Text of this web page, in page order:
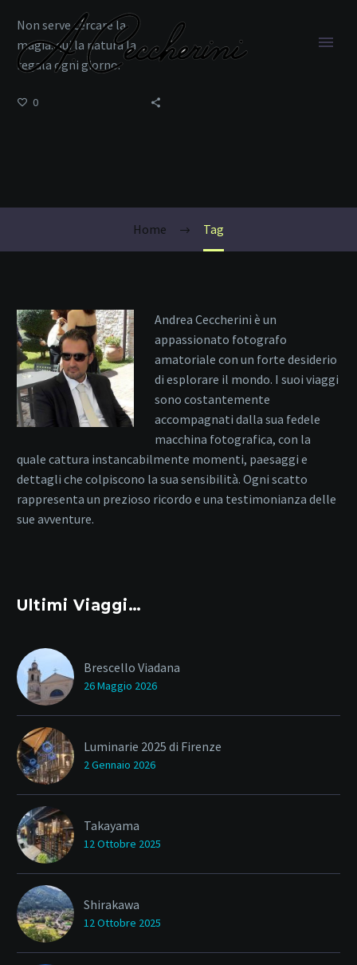
Home Tag
Non serve cercare la
magia: qui la natura la
regala ogni giorno.
0
Andrea Ceccherini è un
appassionato fotografo
amatoriale con un forte desiderio
di esplorare il mondo. I suoi viaggi
sono costantemente
accompagnati dalla sua fedele
macchina fotografica, con la
quale cattura instancabilmente momenti, paesaggi e
dettagli che colpiscono la sua sensibilità. Ogni scatto
rappresenta un prezioso ricordo e una testimonianza delle
sue avventure.
Ultimi Viaggi…
Brescello Viadana
26 Maggio 2026
Luminarie 2025 di Firenze
2 Gennaio 2026
Takayama
12 Ottobre 2025
Shirakawa
12 Ottobre 2025